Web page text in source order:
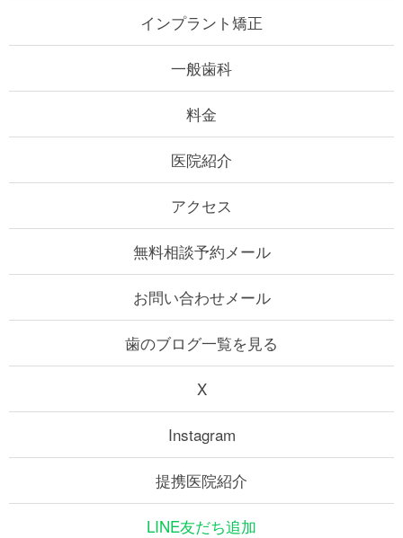
インプラント矯正
一般歯科
料金
医院紹介
アクセス
無料相談予約メール
お問い合わせメール
歯のブログ一覧を見る
X
Instagram
提携医院紹介
LINE友だち追加